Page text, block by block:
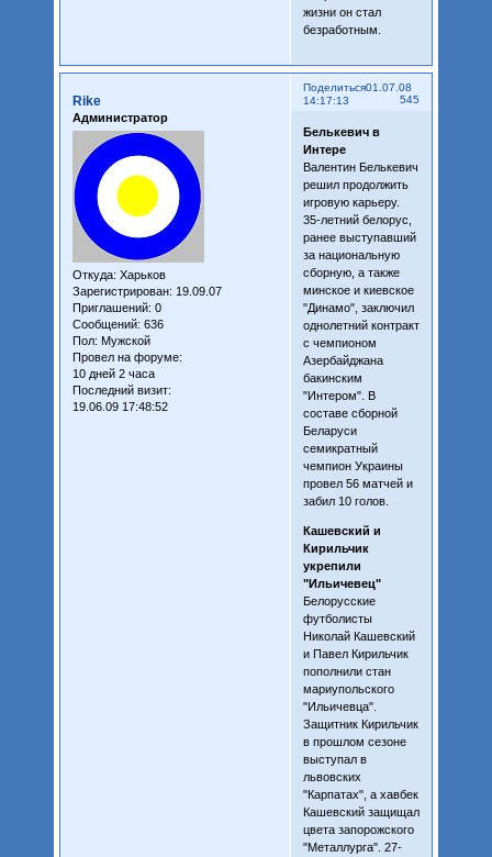
жизни он стал
безработным.
Поделиться
545
01.07.08
14:17:13
Rike
Администратор
Откуда: Харьков
Зарегистрирован: 19.09.07
Приглашений: 0
Сообщений: 636
Пол: Мужской
Провел на форуме:
10 дней 2 часа
Последний визит:
19.06.09 17:48:52
Белькевич в
Интере
Валентин Белькевич
решил продолжить
игровую карьеру.
35-летний белорус,
ранее выступавший
за национальную
сборную, а также
минское и киевское
"Динамо", заключил
однолетний контракт
с чемпионом
Азербайджана
бакинским
"Интером". В
составе сборной
Беларуси
семикратный
чемпион Украины
провел 56 матчей и
забил 10 голов.
Кашевский и
Кирильчик
укрепили
"Ильичевец"
Белорусские
футболисты
Николай Кашевский
и Павел Кирильчик
пополнили стан
мариупольского
"Ильичевца".
Защитник Кирильчик
в прошлом сезоне
выступал в
львовских
"Карпатах", а хавбек
Кашевский защищал
цвета запорожского
"Металлурга". 27-